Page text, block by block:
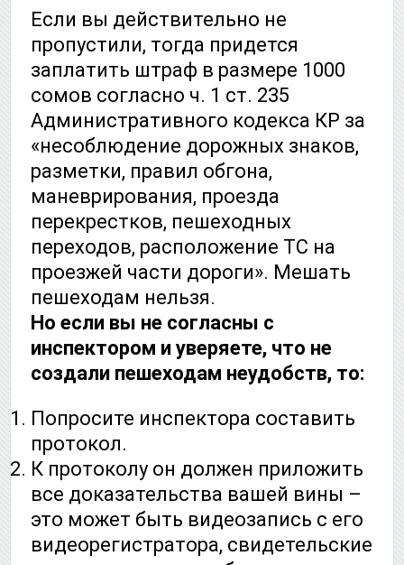
Если вы действительно не
пропустили, тогда придется
заплатить штраф в размере 1000
сомов согласно ч. 1 ст. 235
Административного кодекса КР за
«несоблюдение дорожных знаков,
разметки, правил обгона,
маневрирования, проезда
перекрестков, пешеходных
переходов, расположение ТС на
проезжей части дороги». Мешать
пешеходам нельзя.
Но если вы не согласны с
инспектором и уверяете, что не
создали пешеходам неудобств, то:
Попросите инспектора составить
протокол.
К протоколу он должен приложить
все доказательства вашей вины –
это может быть видеозапись с его
видеорегистратора, свидетельские